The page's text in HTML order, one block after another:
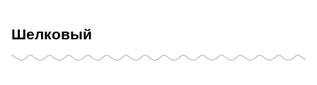
Шелковый